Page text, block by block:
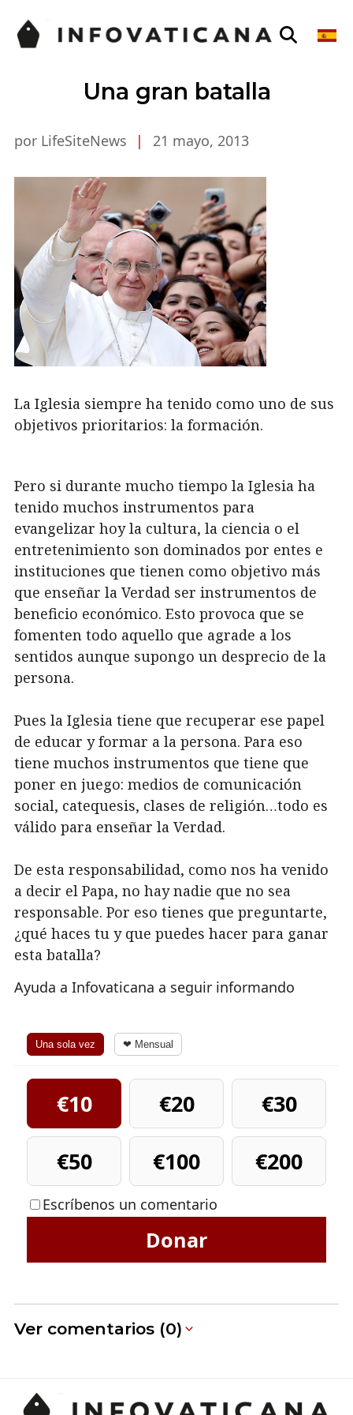
Una gran batalla
por LifeSiteNews | 21 mayo, 2013
La Iglesia siempre ha tenido como uno de sus
objetivos prioritarios: la formación.
Pero si durante mucho tiempo la Iglesia ha
tenido muchos instrumentos para
evangelizar hoy la cultura, la ciencia o el
entretenimiento son dominados por entes e
instituciones que tienen como objetivo más
que enseñar la Verdad ser instrumentos de
beneficio económico. Esto provoca que se
fomenten todo aquello que agrade a los
sentidos aunque supongo un desprecio de la
persona.
Pues la Iglesia tiene que recuperar ese papel
de educar y formar a la persona. Para eso
tiene muchos instrumentos que tiene que
poner en juego: medios de comunicación
social, catequesis, clases de religión…todo es
válido para enseñar la Verdad.
De esta responsabilidad, como nos ha venido
a decir el Papa, no hay nadie que no sea
responsable. Por eso tienes que preguntarte,
¿qué haces tu y que puedes hacer para ganar
esta batalla?
Ayuda a Infovaticana a seguir informando
Una sola vez ❤ Mensual
€10 €20
€30
€50
€100 €200
Escríbenos un comentario
Donar
Ver comentarios (0)